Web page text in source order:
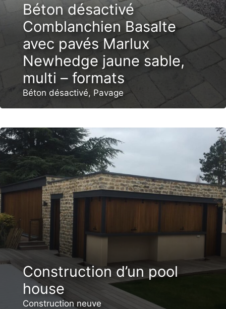
Béton désactivé
Comblanchien Basalte
avec pavés Marlux
Newhedge jaune sable,
multi – formats
Béton désactivé, Pavage
Construction d’un pool
house
Construction neuve